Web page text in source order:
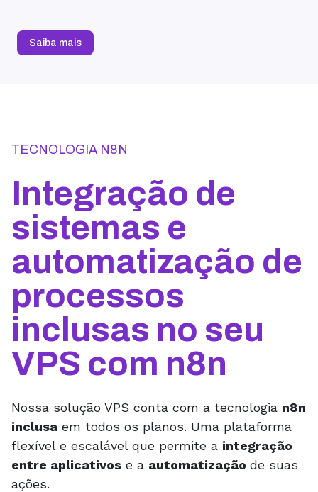
Saiba mais
TECNOLOGIA N8N
Integração de
sistemas e
automatização de
processos
inclusas no seu
VPS com n8n
Nossa solução VPS conta com a tecnologia n8n
inclusa em todos os planos. Uma plataforma
flexível e escalável que permite a integração
entre aplicativos e a automatização de suas
ações.